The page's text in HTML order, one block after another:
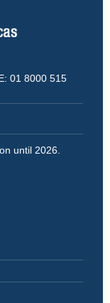
01 8000 515
until 2026.